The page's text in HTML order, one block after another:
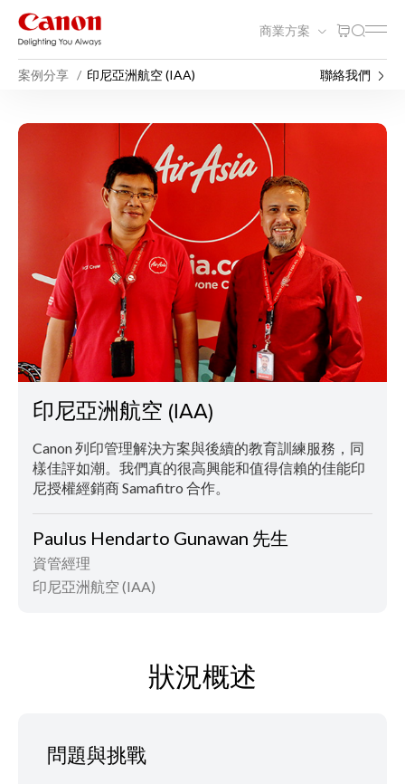
商業方案
案例分享 印尼亞洲航空 (IAA) 聯絡我們
印尼亞洲航空 (IAA)
印尼亞洲航空 (IAA)
Canon 列印管理解決方案與後續的教育訓練服務，同
樣佳評如潮。我們真的很高興能和值得信賴的佳能印
尼授權經銷商 Samafitro 合作。
Paulus Hendarto Gunawan 先生
資管經理
印尼亞洲航空 (IAA)
狀況概述
問題與挑戰